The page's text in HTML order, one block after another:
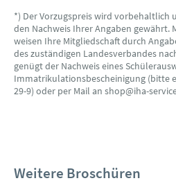
*) Der Vorzugspreis wird vorbehaltlich
den Nachweis Ihrer Angaben gewährt.
weisen Ihre Mitgliedschaft durch
des zuständigen Landesverbandes
genügt der Nachweis eines
Immatrikulationsbescheinigung (bitte
29-9) oder per Mail an shop@iha-
Weitere Broschüren